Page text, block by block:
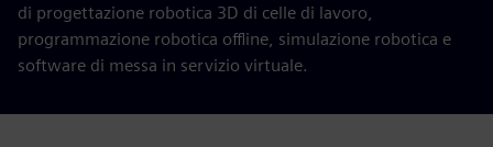
di progettazione robotica 3D di celle di lavoro,
programmazione robotica offline, simulazione robotica e
software di messa in servizio virtuale.